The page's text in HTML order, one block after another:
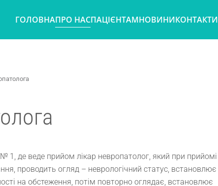
ГОЛОВНАПРО НАСПАЦІЄНТАМНОВИНИКОНТАКТИ
1, де веде прийом лікар невропатолог, який при прийомі
проводить огляд – неврологічний статус, встановлює
на обстеження, потім повторно оглядає, встановлює